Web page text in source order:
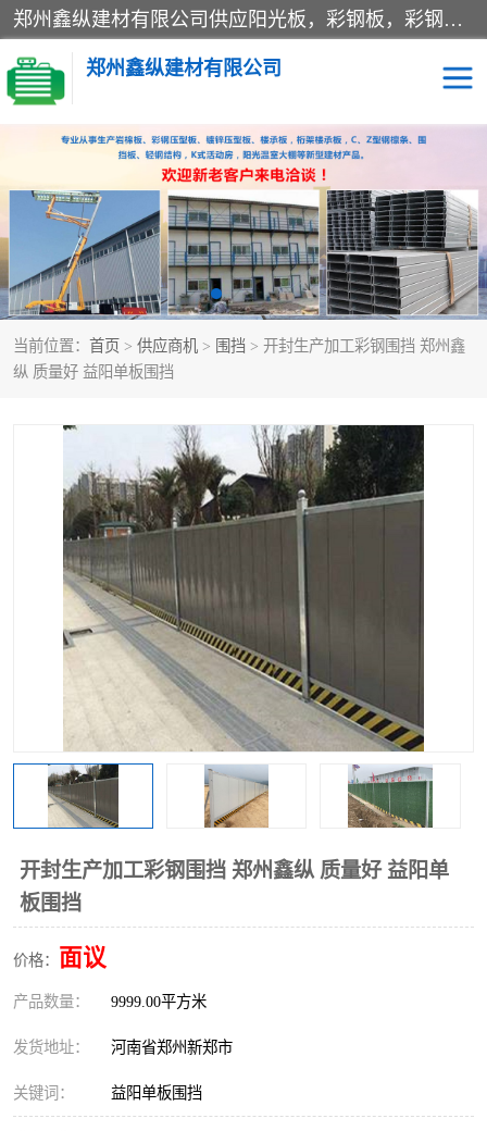
郑州鑫纵建材有限公司供应阳光板，彩钢板，彩钢钢构工程是一家集生产销售租赁安装于一体的企业，主要生产PC采光板，耐力板，仿古琉璃采光板，岩棉板、彩钢压型板、镀锌压型板、桁架楼承板，C、Z型钢檩条、围挡板、轻钢结构，阳光温室大棚等新型建材产品。公司旗下有多台移动式高空压瓦机租赁，承接全国各地业务，专业对外租赁各种型号压瓦机。
郑州鑫纵建材有限公司
当前位置： 首页 > 供应商机 > 围挡 > 开封生产加工彩钢围挡 郑州鑫
纵 质量好 益阳单板围挡
开封生产加工彩钢围挡 郑州鑫纵 质量好 益阳单
板围挡
价格： 面议
产品数量： 9999.00平方米
发货地址： 河南省郑州新郑市
关键词： 益阳单板围挡
高空瓦机租赁 ASA合成树脂仿古瓦
CZ型钢 FRP采光板
PC多层板 PC耐力板
建筑围挡 楼层板
钢结构配件
围挡 彩钢板
生产加工单板复合围挡 市
政围挡